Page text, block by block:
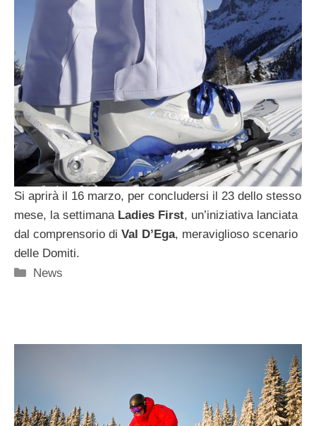
Si aprirà il 16 marzo, per concludersi il 23 dello stesso
mese, la settimana Ladies First, un’iniziativa lanciata
dal comprensorio di Val D’Ega, meraviglioso scenario
delle Domiti.
Categorie
News